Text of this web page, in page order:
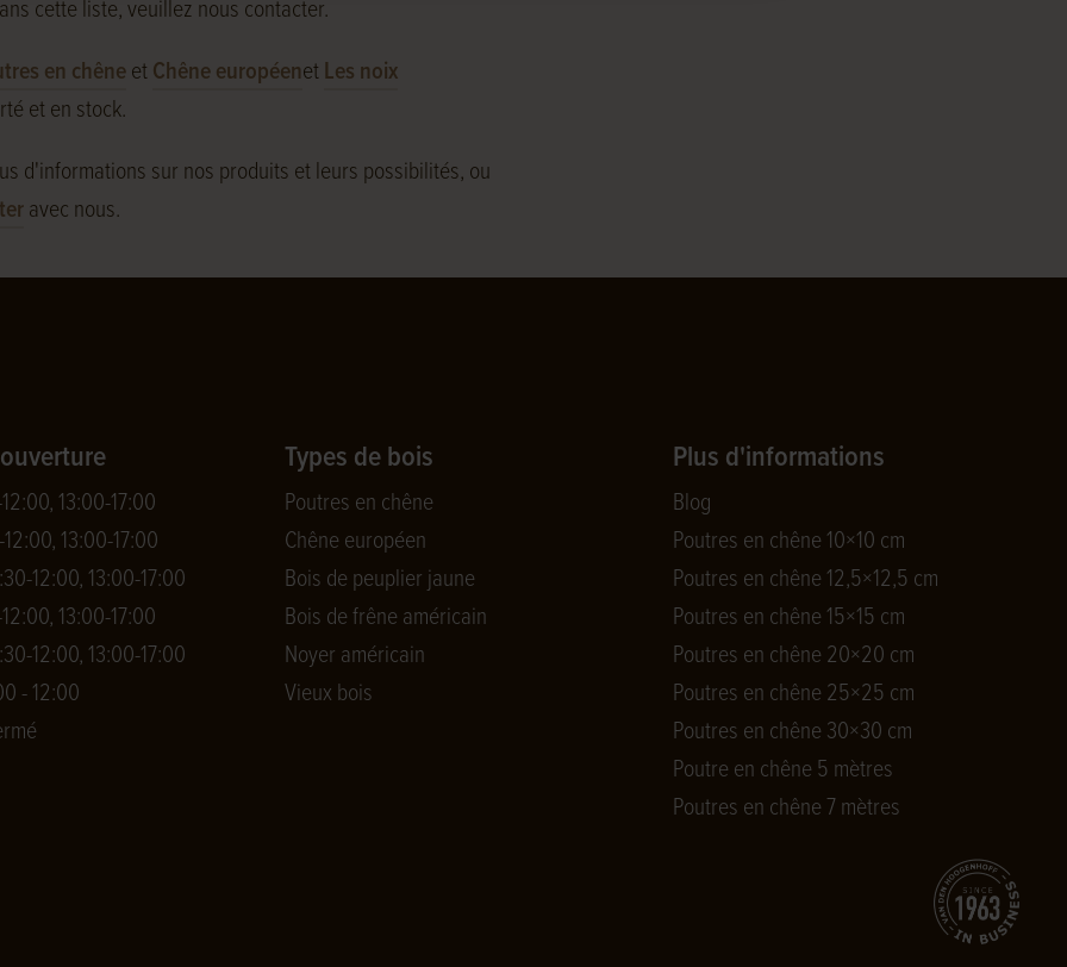
cette liste, veuillez nous contacter.
en chêneetChêne européenetLes noix
et en stock.
d'informations sur nos produits et leurs possibilités, ou
avec nous.
13:00-17:00
13:00-17:00
12:00, 13:00-17:00
13:00-17:00
12:00, 13:00-17:00
- 12:00
Types de bois
Poutres en chêne
Chêne européen
Bois de peuplier jaune
Bois de frêne américain
Noyer américain
Vieux bois
Plus d'informations
Blog
Poutres en chêne 10×10 cm
Poutres en chêne 12,5×12,5 cm
Poutres en chêne 15×15 cm
Poutres en chêne 20×20 cm
Poutres en chêne 25×25 cm
Poutres en chêne 30×30 cm
Poutre en chêne 5 mètres
Poutres en chêne 7 mètres